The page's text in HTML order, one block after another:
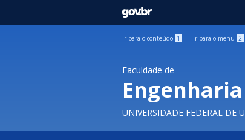
GOVBR
Ir para o conteúdo 1 Ir para o menu 2
Faculdade de
UNIVERSIDADE FEDERAL DE